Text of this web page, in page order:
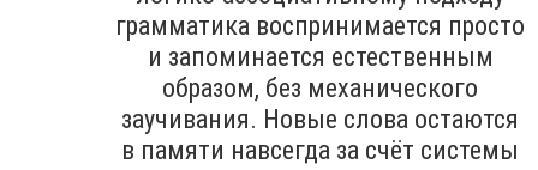
грамматика воспринимается просто
и запоминается естественным
образом, без механического
заучивания. Новые слова остаются
в памяти навсегда за счёт системы